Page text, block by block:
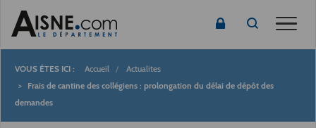
Fil
d'Ariane
Accueil
Actualites
Frais de cantine des collégiens : prolongation du délai de dépôt des
demandes